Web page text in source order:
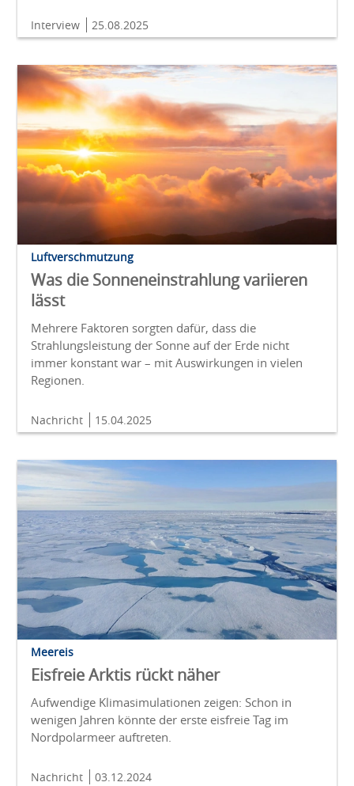
Interview 25.08.2025
Luftverschmutzung
Was die Sonneneinstrahlung variieren
lässt
Mehrere Faktoren sorgten dafür, dass die
Strahlungsleistung der Sonne auf der Erde nicht
immer konstant war – mit Auswirkungen in vielen
Regionen.
Nachricht 15.04.2025
Meereis
Eisfreie Arktis rückt näher
Aufwendige Klimasimulationen zeigen: Schon in
wenigen Jahren könnte der erste eisfreie Tag im
Nordpolarmeer auftreten.
Nachricht 03.12.2024